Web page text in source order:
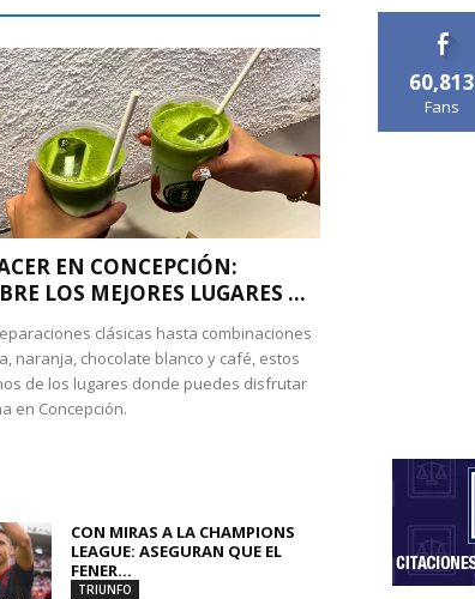
EN CONCEPCIÓN:
LOS MEJORES LUGARES ...
clásicas hasta combinaciones
naranja, chocolate blanco y café, estos
de los lugares donde puedes disfrutar
en Concepción.
CON MIRAS A LA CHAMPIONS
LEAGUE: ASEGURAN QUE EL
FENER...
TRIUNFO
60,813
Fans